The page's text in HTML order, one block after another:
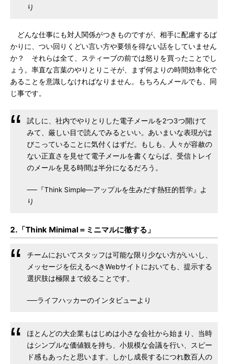
り
どんな仕事にも対人関係がつきものですが、相手に配慮するば
かりに、つい回りくどい言い方や要領を得ない話をしていません
か？ それらは全て、スティーブの前では怒りを買ったことでし
ょう。率直な言葉のやりとりこそが、まず何よりの時間効率化で
あることを意識しなければなりません。もちろんメールでも、同
じ事です。
試しに、社内でやりとりした電子メールを2つ3つ開けて
みて、厳しい目で読んでみるといい。あいまいな表現がは
びこっていることに気付くはずだ。もしも、人々が容赦の
ない正直さを見せて電子メールを書くならば、受信トレイ
のメールを見る時間は半分になるだろう。
──『Think Simple―アップルを生みだす熱狂的哲学』よ
り
2.「Think Minimal＝ミニマルに徹する」
チームにおいてスタッフは可能な限り少ない方がいいし、
メッセージを伝えるべきWebサイトにおいても、提示する
選択肢は極限まで絞ることです。
──ライフハッカーのインタビューより
ほとんどの大企業もはじめは小さな会社から始まり、当時
はシンプルな価値観を持ち、小規模な会議を行い、スピー
ド感もあったと思います。しかし成長するにつれ数百人の